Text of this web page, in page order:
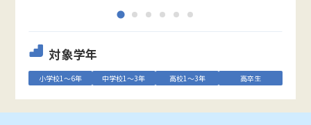
対象学年
小学校1～6年 中学校1～3年 高校1～3年 高卒生